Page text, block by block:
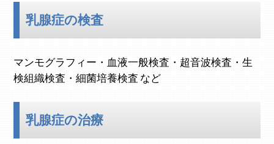
乳腺症の検査
マンモグラフィー・血液一般検査・超音波検査・生
検組織検査・細菌培養検査 など
乳腺症の治療